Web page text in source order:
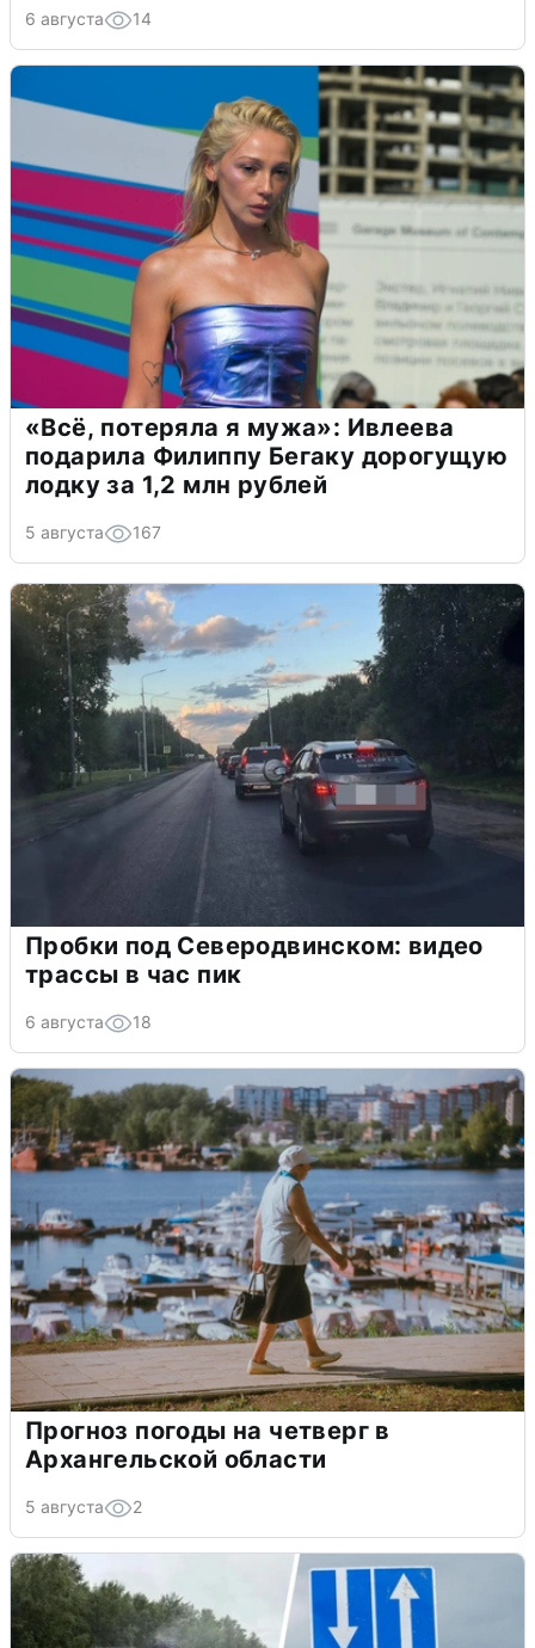
6 августа 14
«Всё, потеряла я мужа»: Ивлеева
подарила Филиппу Бегаку дорогущую
лодку за 1,2 млн рублей
5 августа 167
Пробки под Северодвинском: видео
трассы в час пик
6 августа 18
Прогноз погоды на четверг в
Архангельской области
5 августа 2